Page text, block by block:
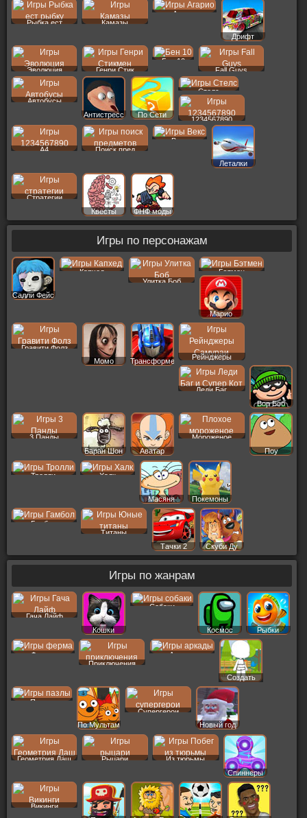
Рыбка ест Камазы
Агарио
Дрифт
Эволюция Генри Стик
Бен 10
Fall Guys
Автобусы
Антистресс
По Сети
Стелс
1234567890
A4 Поиск пред
Векс
Леталки
Стратегии
Квесты
ФНФ моды
Игры по персонажам
Салли Фейс
Капхед
Улитка Боб
Бэтмен
Марио
Гравити Фолз
Момо
Трансформеры
Рейнджеры
Леди Баг
Вор Боб
3 Панды
Баран Шон
Аватар
Мороженое
Поу
Тролли Халк
Масяня Покемоны
Гамбол
Титаны
Тачки 2
Скуби Ду
Игры по жанрам
Гача Лайф
Кошки
Собаки
Космос Рыбки
Ферма
Приключения
Аркады
Создать
Пер
Пазлы
По Мультам
Супергерои
Новый год
Геометрия Даш Рыцари
Из тюрьмы
Спиннеры
Викинги